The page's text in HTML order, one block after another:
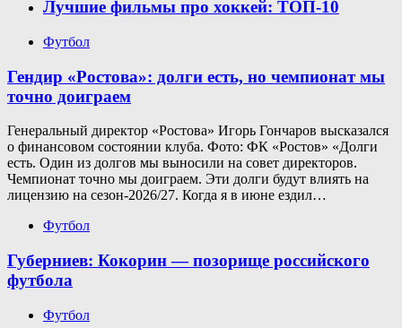
Лучшие фильмы про хоккей: ТОП-10
Футбол
Гендир «Ростова»: долги есть, но чемпионат мы
точно доиграем
Генеральный директор «Ростова» Игорь Гончаров высказался
о финансовом состоянии клуба. Фото: ФК «Ростов» «Долги
есть. Один из долгов мы выносили на совет директоров.
Чемпионат точно мы доиграем. Эти долги будут влиять на
лицензию на сезон-2026/27. Когда я в июне ездил…
Футбол
Губерниев: Кокорин — позорище российского
футбола
Футбол